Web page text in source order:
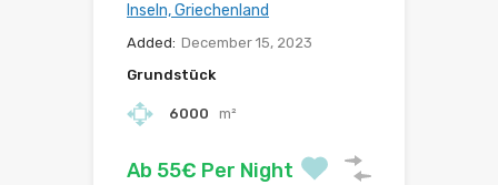
Inseln, Griechenland
Added: December 15, 2023
Grundstück
6000 m²
Ab 55€ Per Night